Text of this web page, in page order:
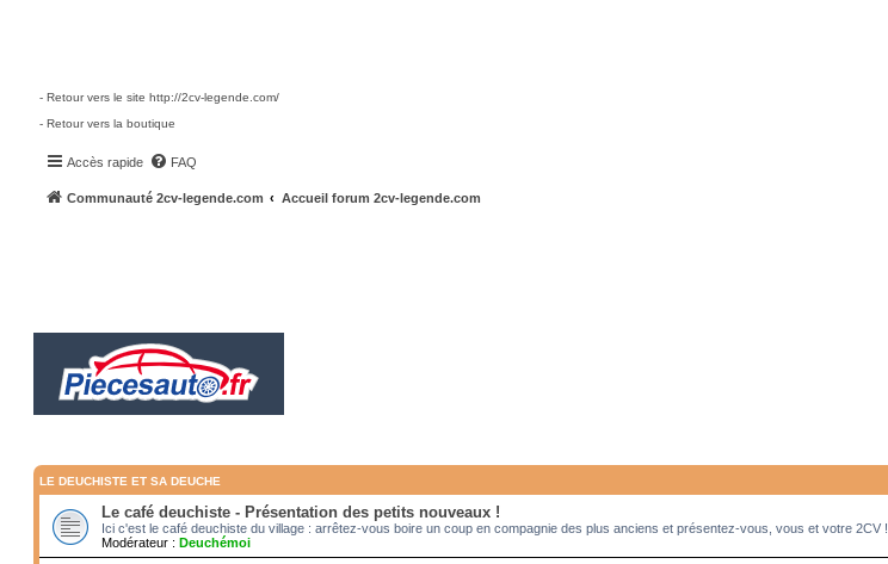
- Retour vers le site http://2cv-legende.com/
- Retour vers la boutique
Accès rapide FAQ
Communauté 2cv-legende.com Accueil forum 2cv-legende.com
LE DEUCHISTE ET SA DEUCHE
Le café deuchiste - Présentation des petits nouveaux !
Ici c'est le café deuchiste du village : arrêtez-vous boire un coup en compagnie des plus anciens et présentez-vous, vous et votre 2CV !
Modérateur : Deuchémoi